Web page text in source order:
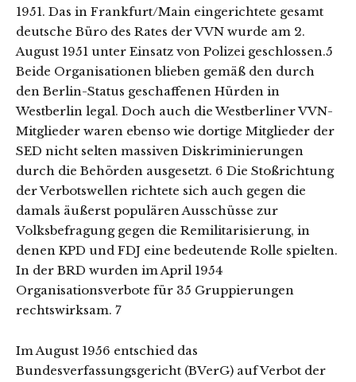
1951. Das in Frankfurt/Main eingerichtete gesamt
deutsche Büro des Rates der VVN wurde am 2.
August 1951 unter Einsatz von Polizei geschlossen.5
Beide Organisationen blieben gemäß den durch
den Berlin-Status geschaffenen Hürden in
Westberlin legal. Doch auch die Westberliner VVN-
Mitglieder waren ebenso wie dortige Mitglieder der
SED nicht selten massiven Diskriminierungen
durch die Behörden ausgesetzt. 6 Die Stoßrichtung
der Verbotswellen richtete sich auch gegen die
damals äußerst populären Ausschüsse zur
Volksbefragung gegen die Remilitarisierung, in
denen KPD und FDJ eine bedeutende Rolle spielten.
In der BRD wurden im April 1954
Organisationsverbote für 35 Gruppierungen
rechtswirksam. 7
Im August 1956 entschied das
Bundesverfassungsgericht (BVerG) auf Verbot der